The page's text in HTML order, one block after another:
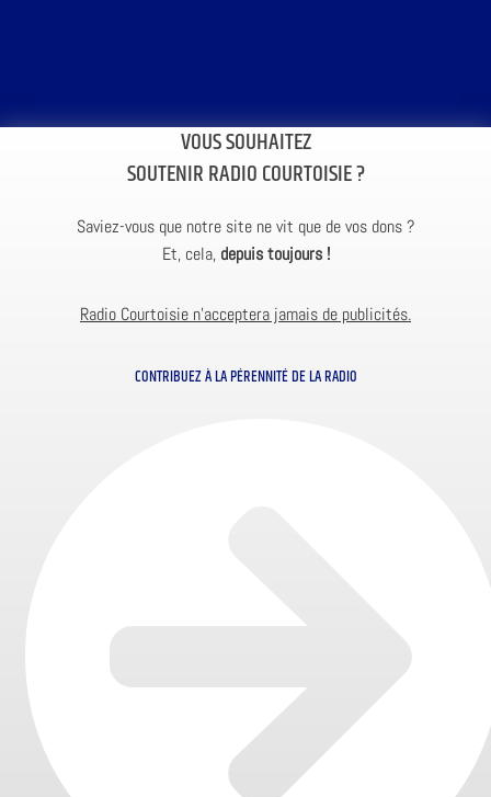
VOUS SOUHAITEZ
SOUTENIR RADIO COURTOISIE ?
Saviez-vous que notre site ne vit que de vos dons ?
Et, cela, depuis toujours !
Radio Courtoisie n’acceptera jamais de publicités.
CONTRIBUEZ À LA PÉRENNITÉ DE LA RADIO